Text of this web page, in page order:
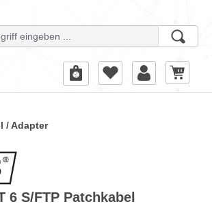
/ Adapter
6 S/FTP Patchkabel